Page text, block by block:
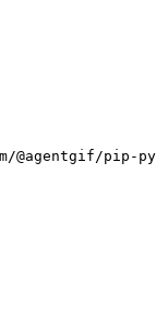
pip-